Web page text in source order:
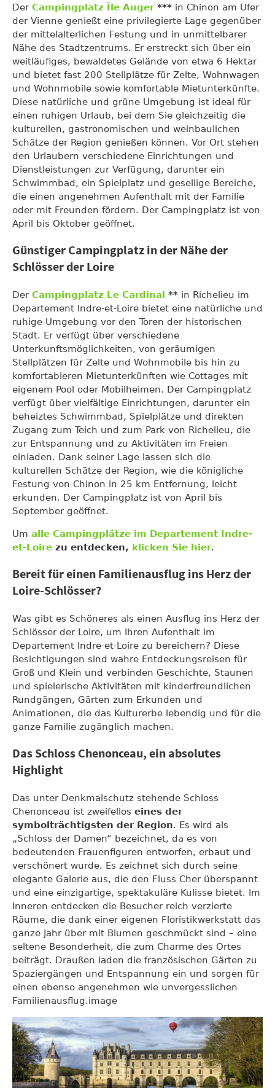
Der Campingplatz Île Auger*** in Chinon am Ufer
der Vienne genießt eine privilegierte Lage gegenüber
der mittelalterlichen Festung und in unmittelbarer
Nähe des Stadtzentrums. Er erstreckt sich über ein
weitläufiges, bewaldetes Gelände von etwa 6 Hektar
und bietet fast 200 Stellplätze für Zelte, Wohnwagen
und Wohnmobile sowie komfortable Mietunterkünfte.
Diese natürliche und grüne Umgebung ist ideal für
einen ruhigen Urlaub, bei dem Sie gleichzeitig die
kulturellen, gastronomischen und weinbaulichen
Schätze der Region genießen können. Vor Ort stehen
den Urlaubern verschiedene Einrichtungen und
Dienstleistungen zur Verfügung, darunter ein
Schwimmbad, ein Spielplatz und gesellige Bereiche,
die einen angenehmen Aufenthalt mit der Familie
oder mit Freunden fördern. Der Campingplatz ist von
April bis Oktober geöffnet.
Günstiger Campingplatz in der Nähe der
Schlösser der Loire
Der Campingplatz Le Cardinal ** in Richelieu im
Departement Indre-et-Loire bietet eine natürliche und
ruhige Umgebung vor den Toren der historischen
Stadt. Er verfügt über verschiedene
Unterkunftsmöglichkeiten, von geräumigen
Stellplätzen für Zelte und Wohnmobile bis hin zu
komfortableren Mietunterkünften wie Cottages mit
eigenem Pool oder Mobilheimen. Der Campingplatz
verfügt über vielfältige Einrichtungen, darunter ein
beheiztes Schwimmbad, Spielplätze und direkten
Zugang zum Teich und zum Park von Richelieu, die
zur Entspannung und zu Aktivitäten im Freien
einladen. Dank seiner Lage lassen sich die
kulturellen Schätze der Region, wie die königliche
Festung von Chinon in 25 km Entfernung, leicht
erkunden. Der Campingplatz ist von April bis
September geöffnet.
Um alle Campingplätze im Departement Indre-
et-Loire zu entdecken, klicken Sie hier.
Bereit für einen Familienausflug ins Herz der
Loire-Schlösser?
Was gibt es Schöneres als einen Ausflug ins Herz der
Schlösser der Loire, um Ihren Aufenthalt im
Departement Indre-et-Loire zu bereichern? Diese
Besichtigungen sind wahre Entdeckungsreisen für
Groß und Klein und verbinden Geschichte, Staunen
und spielerische Aktivitäten mit kinderfreundlichen
Rundgängen, Gärten zum Erkunden und
Animationen, die das Kulturerbe lebendig und für die
ganze Familie zugänglich machen.
Das Schloss Chenonceau, ein absolutes
Highlight
Das unter Denkmalschutz stehende Schloss
Chenonceau ist zweifellos eines der
symbolträchtigsten der Region. Es wird als
„Schloss der Damen“ bezeichnet, da es von
bedeutenden Frauenfiguren entworfen, erbaut und
verschönert wurde. Es zeichnet sich durch seine
elegante Galerie aus, die den Fluss Cher überspannt
und eine einzigartige, spektakuläre Kulisse bietet. Im
Inneren entdecken die Besucher reich verzierte
Räume, die dank einer eigenen Floristikwerkstatt das
ganze Jahr über mit Blumen geschmückt sind – eine
seltene Besonderheit, die zum Charme des Ortes
beiträgt. Draußen laden die französischen Gärten zu
Spaziergängen und Entspannung ein und sorgen für
einen ebenso angenehmen wie unvergesslichen
Familienausflug.image